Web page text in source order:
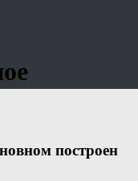
построен